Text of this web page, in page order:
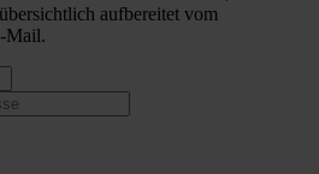
aufbereitet vom
Mail.